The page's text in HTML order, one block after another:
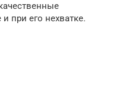
при его нехватке.